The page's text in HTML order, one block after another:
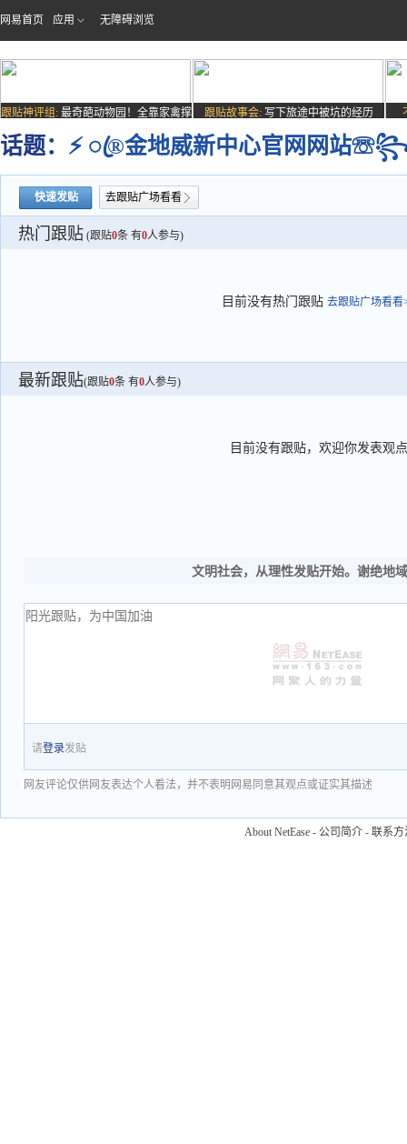
网易首页 应用 无障碍浏览
跟贴神评组: 最奇葩动物园！全靠家禽撑
跟贴故事会: 写下旅途中被坑的经历
话题： ⚡ ꦿ®金地威新中心官网网站
快速发贴 去跟贴广场看看
热门跟贴 (跟贴0条 有0人参与)
目前没有热门跟贴 去跟贴广场看看
最新跟贴(跟贴0条 有0人参与)
目前没有跟贴，欢迎你发表观点
文明社会，从理性发贴开始。谢绝地
请登录发贴
网友评论仅供网友表达个人看法，并不表明网易同意其观点或证实其描述
About NetEase - 公司简介 - 联系方